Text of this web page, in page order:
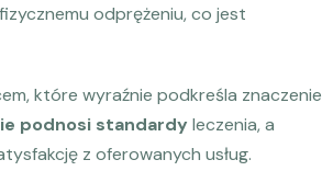
odprężeniu, co jest
które wyraźnie podkreśla znaczenie
podnosi standardy leczenia, a
z oferowanych usług.